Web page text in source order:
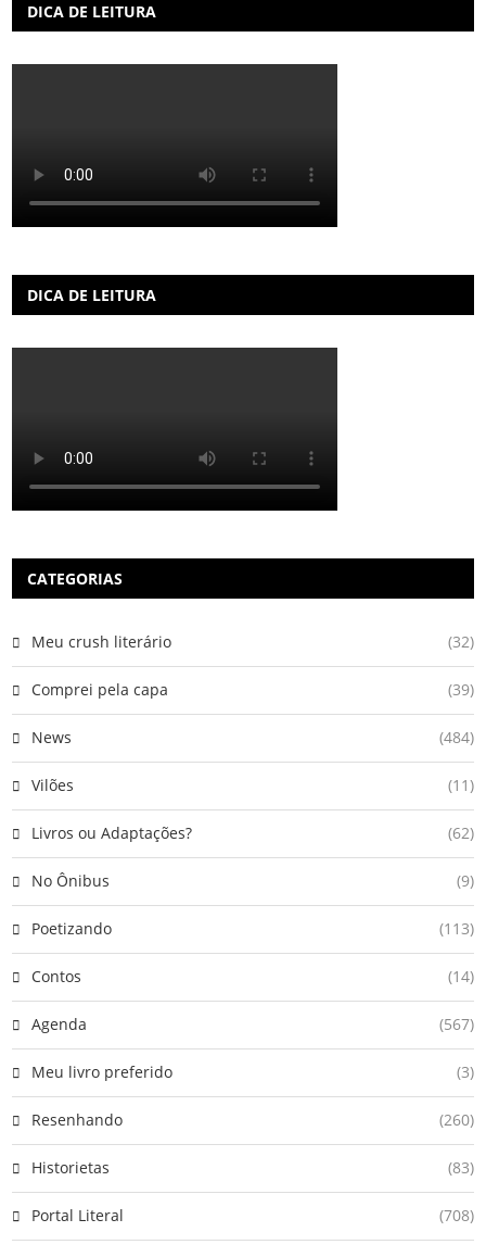
DICA DE LEITURA
DICA DE LEITURA
CATEGORIAS
Meu crush literário (32)
Comprei pela capa (39)
News (484)
Vilões (11)
Livros ou Adaptações? (62)
No Ônibus (9)
Poetizando (113)
Contos (14)
Agenda (567)
Meu livro preferido (3)
Resenhando (260)
Historietas (83)
Portal Literal (708)